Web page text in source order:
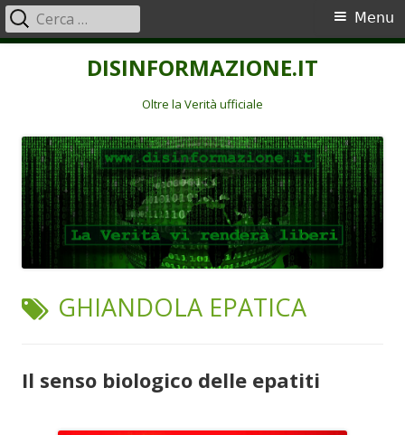
DISINFORMAZIONE.IT
Oltre la Verità ufficiale
Menu
principale
Menu
Ricerca
per:
TAG:
GHIANDOLA EPATICA
Il senso biologico delle epatiti